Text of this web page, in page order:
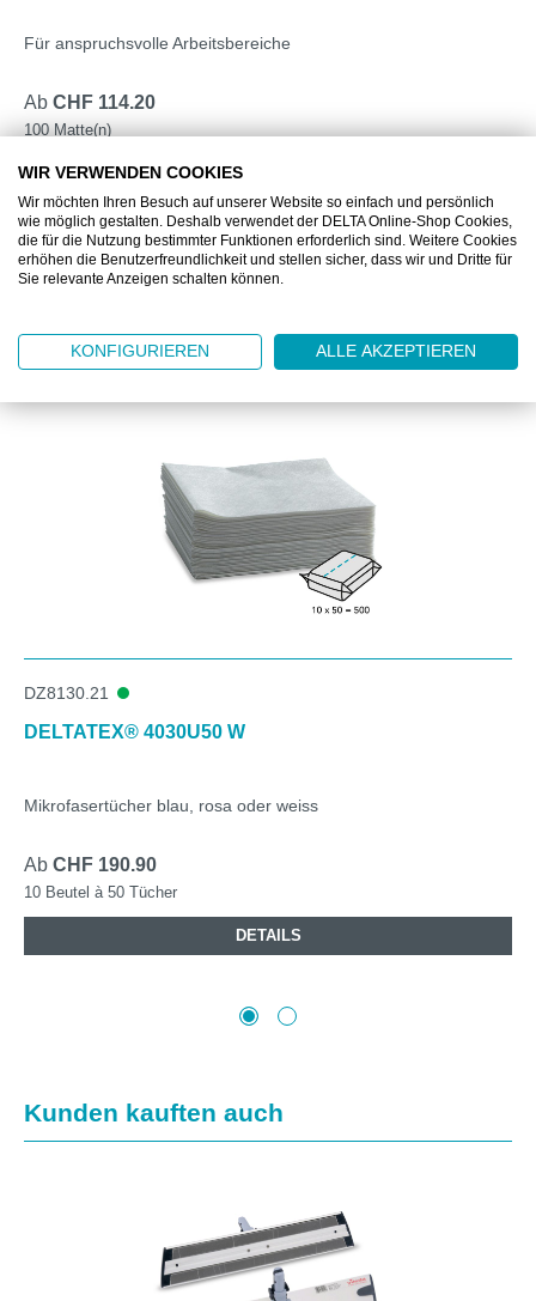
Für anspruchsvolle Arbeitsbereiche
Ab CHF 114.20
100 Matte(n)
DETAILS
Produktgalerie überspringen
Das könnte Ihnen auch gefallen
DZ8130.21
DELTATEX® 4030U50 W
Mikrofasertücher blau, rosa oder weiss
Ab CHF 190.90
10 Beutel à 50 Tücher
DETAILS
Produktgalerie überspringen
Kunden kauften auch
WIR VERWENDEN COOKIES
Wir möchten Ihren Besuch auf unserer Website so einfach und persönlich
wie möglich gestalten. Deshalb verwendet der DELTA Online-Shop Cookies,
die für die Nutzung bestimmter Funktionen erforderlich sind. Weitere Cookies
erhöhen die Benutzerfreundlichkeit und stellen sicher, dass wir und Dritte für
Sie relevante Anzeigen schalten können.
KONFIGURIEREN ALLE AKZEPTIEREN